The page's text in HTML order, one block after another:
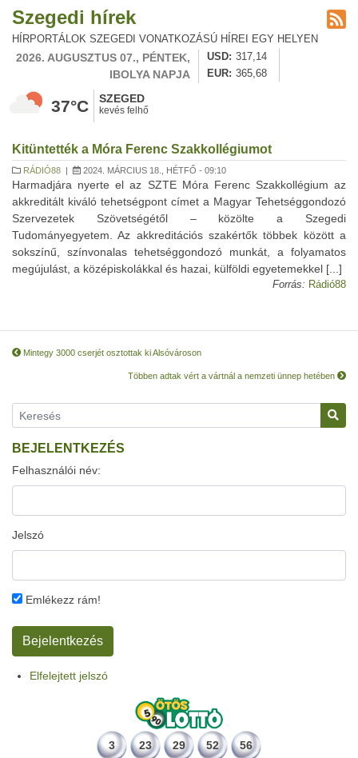
Szegedi hírek
HÍRPORTÁLOK SZEGEDI VONATKOZÁSÚ HÍREI EGY HELYEN
2026. AUGUSZTUS 07., PÉNTEK,
IBOLYA NAPJA
USD
317,14
EUR
365,68
37°C SZEGED
kevés felhő
Kitüntették a Móra Ferenc Szakkollégiumot
RÁDIÓ88 | 2024. MÁRCIUS 18., HÉTFŐ - 09:10
Harmadjára nyerte el az SZTE Móra Ferenc Szakkollégium az
akkreditált kiváló tehetségpont címet a Magyar Tehetséggondozó
Szervezetek Szövetségétől – közölte a Szegedi
Tudományegyetem. Az akkreditációs szakértők többek között a
sokszínű, színvonalas tehetséggondozó munkát, a folyamatos
megújulást, a középiskolákkal és hazai, külföldi egyetemekkel [...]
Forrás: Rádió88
Mintegy 3000 cserjét osztottak ki Alsóvároson
Többen adtak vért a vártnál a nemzeti ünnep hetében
BEJELENTKEZÉS
Felhasználói név:
Jelszó
Emlékezz rám!
Elfelejtett jelszó
3 23 29 52 56